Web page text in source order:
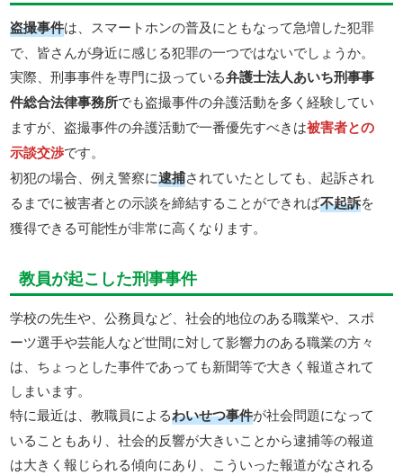
盗撮事件は、スマートホンの普及にともなって急増した犯罪
で、皆さんが身近に感じる犯罪の一つではないでしょうか。
実際、刑事事件を専門に扱っている弁護士法人あいち刑事事
件総合法律事務所でも盗撮事件の弁護活動を多く経験してい
ますが、盗撮事件の弁護活動で一番優先すべきは被害者との
示談交渉です。
初犯の場合、例え警察に逮捕されていたとしても、起訴され
るまでに被害者との示談を締結することができれば不起訴を
獲得できる可能性が非常に高くなります。
教員が起こした刑事事件
学校の先生や、公務員など、社会的地位のある職業や、スポ
ーツ選手や芸能人など世間に対して影響力のある職業の方々
は、ちょっとした事件であっても新聞等で大きく報道されて
しまいます。
特に最近は、教職員によるわいせつ事件が社会問題になって
いることもあり、社会的反響が大きいことから逮捕等の報道
は大きく報じられる傾向にあり、こういった報道がなされる